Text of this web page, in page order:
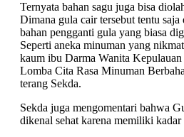
Ternyata bahan sagu juga bisa
Dimana gula cair tersebut tentu saja
bahan pengganti gula yang biasa
Seperti aneka minuman yang
kaum ibu Darma Wanita
Lomba Cita Rasa Minuman
terang Sekda.
Sekda juga mengomentari bahwa
dikenal sehat karena memiliki kadar